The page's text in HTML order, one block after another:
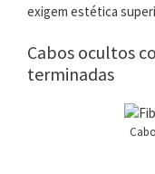
exigem estética
Cabos ocultos
terminadas